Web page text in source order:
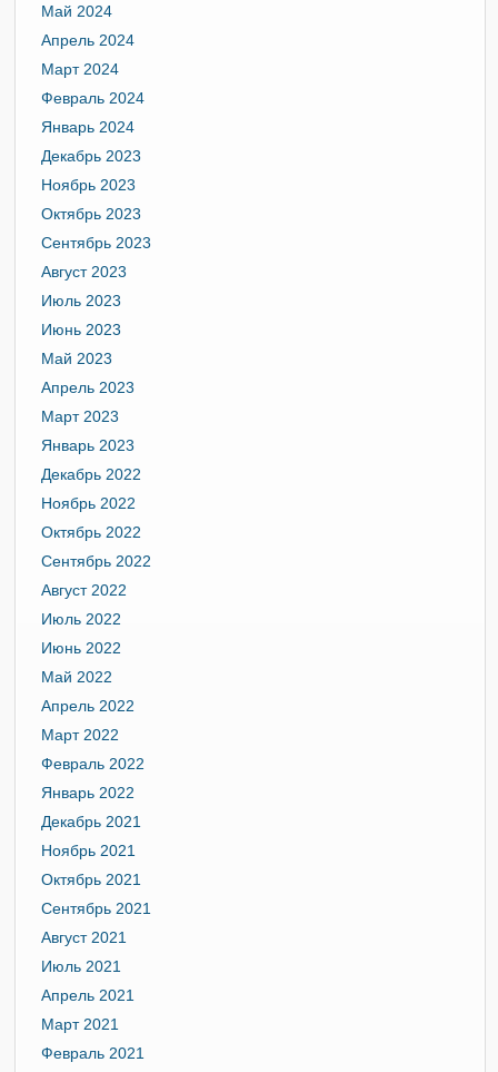
Май 2024
Апрель 2024
Март 2024
Февраль 2024
Январь 2024
Декабрь 2023
Ноябрь 2023
Октябрь 2023
Сентябрь 2023
Август 2023
Июль 2023
Июнь 2023
Май 2023
Апрель 2023
Март 2023
Январь 2023
Декабрь 2022
Ноябрь 2022
Октябрь 2022
Сентябрь 2022
Август 2022
Июль 2022
Июнь 2022
Май 2022
Апрель 2022
Март 2022
Февраль 2022
Январь 2022
Декабрь 2021
Ноябрь 2021
Октябрь 2021
Сентябрь 2021
Август 2021
Июль 2021
Апрель 2021
Март 2021
Февраль 2021